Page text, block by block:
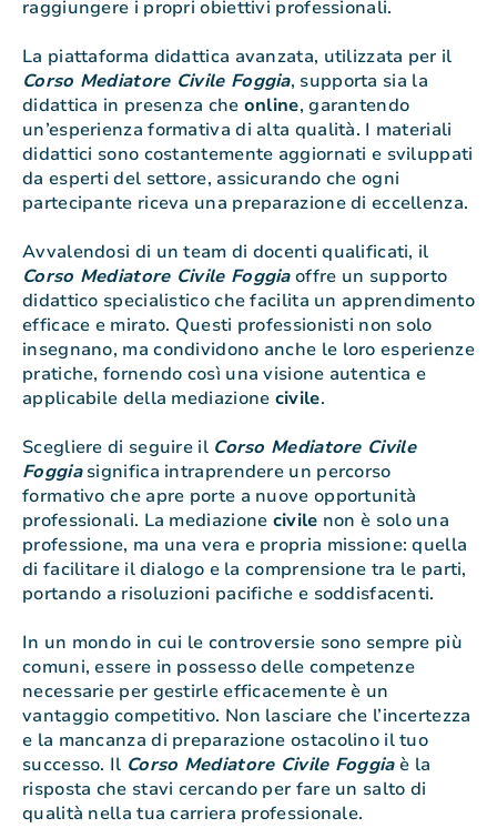
raggiungere i propri obiettivi professionali.
La piattaforma didattica avanzata, utilizzata per il
Corso Mediatore Civile Foggia, supporta sia la
didattica in presenza che online, garantendo
un’esperienza formativa di alta qualità. I materiali
didattici sono costantemente aggiornati e sviluppati
da esperti del settore, assicurando che ogni
partecipante riceva una preparazione di eccellenza.
Avvalendosi di un team di docenti qualificati, il
Corso Mediatore Civile Foggiaoffre un supporto
didattico specialistico che facilita un apprendimento
efficace e mirato. Questi professionisti non solo
insegnano, ma condividono anche le loro esperienze
pratiche, fornendo così una visione autentica e
applicabile della mediazione civile.
Scegliere di seguire il Corso Mediatore Civile
Foggiasignifica intraprendere un percorso
formativo che apre porte a nuove opportunità
professionali. La mediazione civile non è solo una
professione, ma una vera e propria missione: quella
di facilitare il dialogo e la comprensione tra le parti,
portando a risoluzioni pacifiche e soddisfacenti.
In un mondo in cui le controversie sono sempre più
comuni, essere in possesso delle competenze
necessarie per gestirle efficacemente è un
vantaggio competitivo. Non lasciare che l’incertezza
e la mancanza di preparazione ostacolino il tuo
successo. Il Corso Mediatore Civile Foggiaè la
risposta che stavi cercando per fare un salto di
qualità nella tua carriera professionale.